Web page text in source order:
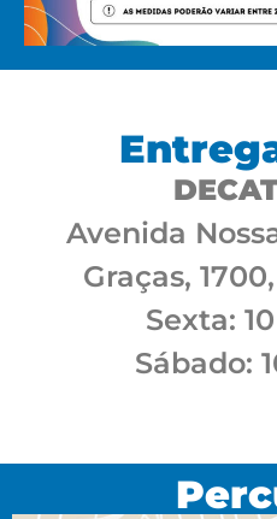
Avenida
Graças,
Sexta:
Sábado: